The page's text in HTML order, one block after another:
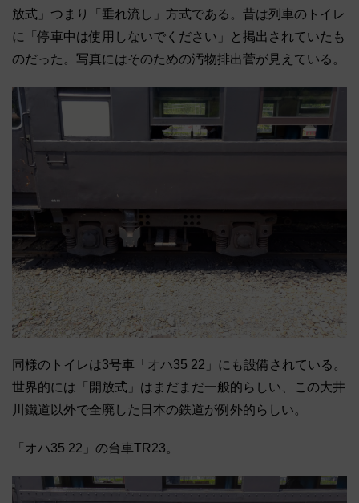
放式」 つまり「垂れ流し」方式である。昔は列車のトイレ
に「停車中は使用しないでください」と掲出されていたも
のだった。 写真にはそのための汚物排出菅が見えている。
同様のトイレは3号車「オハ35 22」にも設備されている。
世界的には「開放式」 はまだまだ一般的らしい、
この大井
川鐵道以外で全廃した日本の鉄道が例外的らしい。
「オハ35 22」の台車TR23。